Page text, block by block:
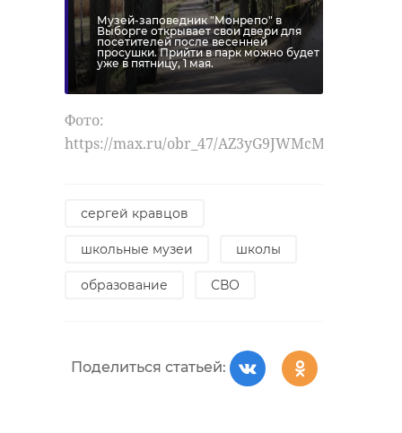
Музей-заповедник "Монрепо" в
Выборге открывает свои двери для
посетителей после весенней
просушки. Прийти в парк можно будет
уже в пятницу, 1 мая.
Фото:
https://max.ru/obr_47/AZ3yG9JWMcM
сергей кравцов
школьные музеи школы
образование СВО
Поделиться статьей: